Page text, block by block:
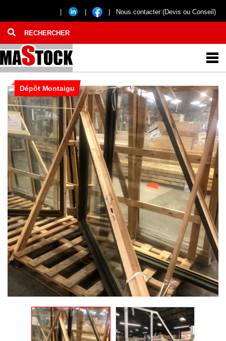
Nous contacter (Devis ou Conseil)
Dépôt Montaigu